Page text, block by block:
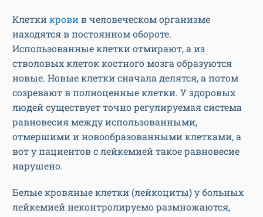
Клеткикровив человеческом организме
находятся в постоянном обороте.
Использованные клетки отмирают, а из
стволовых клеток костного мозга образуются
новые. Новые клетки сначала делятся, а потом
созревают в полноценные клетки. У здоровых
людей существует точно регулируемая система
равновесия между использованными,
отмершими и новообразованными клетками, а
вот у пациентов с лейкемией такое равновесие
нарушено.
Белые кровяные клетки (лейкоциты) у больных
лейкемией неконтролируемо размножаются,